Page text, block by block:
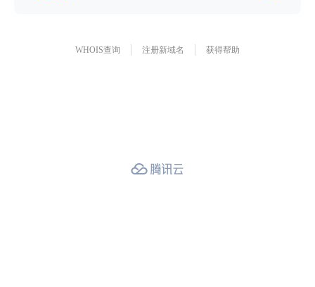
WHOIS查询 注册新域名 获得帮助